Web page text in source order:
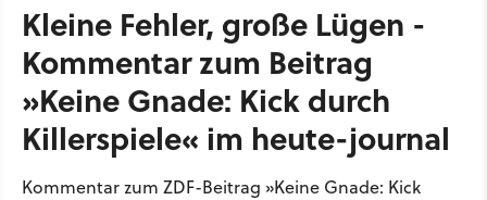
Kleine Fehler, große Lügen -
Kommentar zum Beitrag
»Keine Gnade: Kick durch
Killerspiele« im heute-journal
Kommentar zum ZDF-Beitrag »Keine Gnade: Kick